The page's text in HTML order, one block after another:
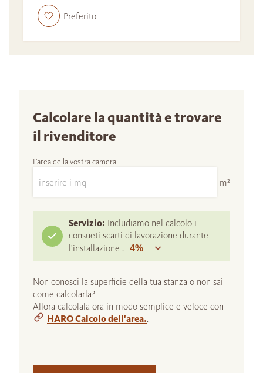
Preferito
Calcolare la quantità e trovare
il rivenditore
L'area della vostra camera
m²
Servizio: Includiamo nel calcolo i
consueti scarti di lavorazione durante
l'installazione :
Non conosci la superficie della tua stanza o non sai
come calcolarla?
Allora calcolala ora in modo semplice e veloce con
HARO Calcolo dell'area..